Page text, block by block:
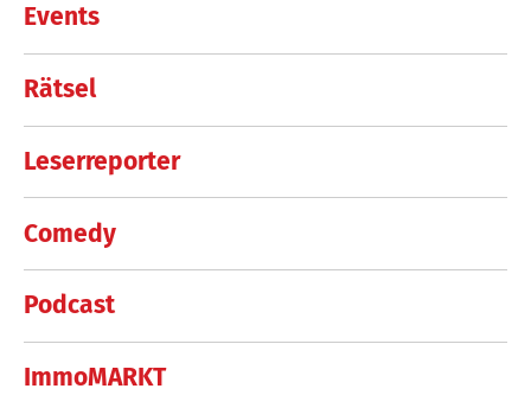
Events
Rätsel
Leserreporter
Comedy
Podcast
ImmoMARKT